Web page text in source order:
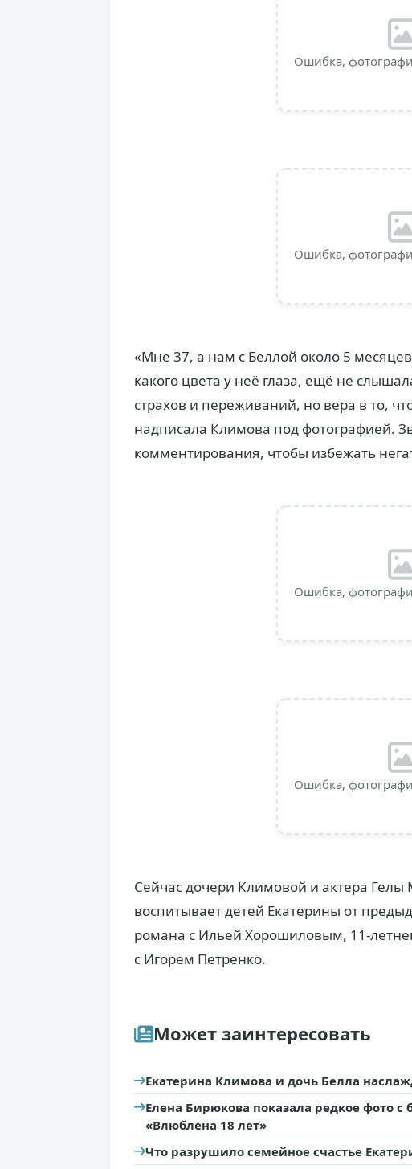
Ошибка,
Ошибка,
«Мне 37, а нам с Беллой около 5
какого цвета у неё глаза, ещё не
страхов и переживаний, но вера в то,
надписала Климова под фотографией.
комментирования, чтобы избежать
Ошибка,
Ошибка,
Сейчас дочери Климовой и актера Гелы
воспитывает детей Екатерины от
романа с Ильей Хорошиловым, 11-
с Игорем Петренко.
Может заинтересовать
Екатерина Климова и дочь Белла
Елена Бирюкова показала редкое
«Влюблена 18 лет»
Что разрушило семейное счастье